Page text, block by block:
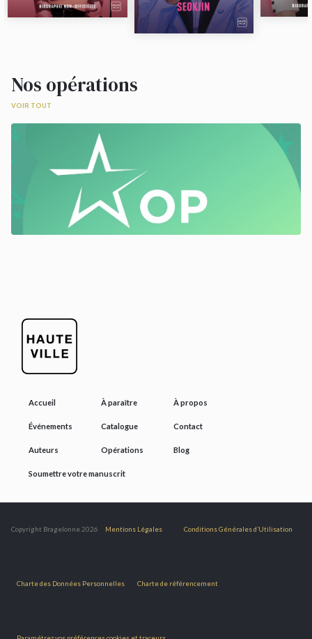
Nos opérations
VOIR TOUT
Accueil À paraître À propos
Événements Catalogue Contact
Auteurs Opérations Blog
Soumettre votre manuscrit
Copyright Bragelonne 2026 Mentions Légales Conditions Générales d’Utilisation
Charte des Données Personnelles Charte de référencement